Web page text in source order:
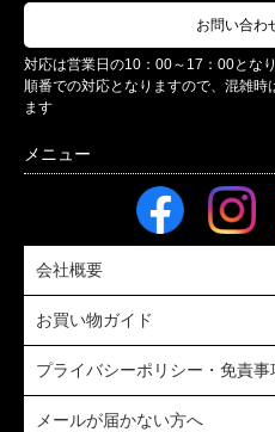
お問い合わ
対応は営業日の10：00～17：00とな
順番での対応となりますので、混雑
ます
会社概要
お買い物ガイド
プライバシーポリシー・免責事
メールが届かない方へ